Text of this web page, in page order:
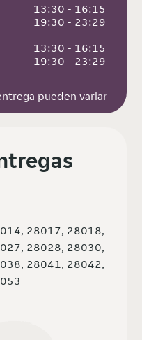
13:30 - 16:15
19:30 - 23:29
13:30 - 16:15
19:30 - 23:29
pueden variar
28017, 28018,
28028, 28030,
28041, 28042,